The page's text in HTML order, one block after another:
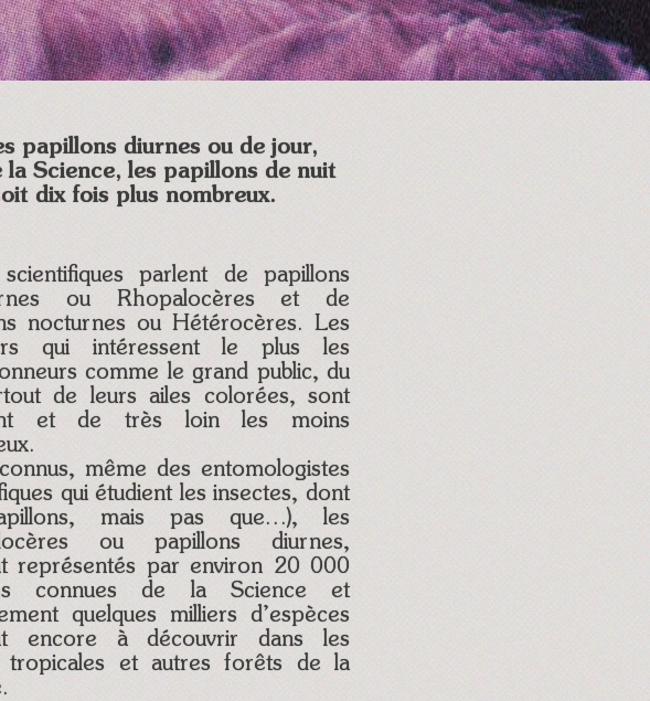
papillons diurnes ou de jour,
Science, les papillons de nuit
dix fois plus nombreux.
ou Rhopalocères et de
nocturnes ou Hétérocères. Les
qui intéressent le plus les
comme le grand public, du
de leurs ailes colorées, sont
et de très loin les moins
même des entomologistes
qui étudient les insectes, dont
mais pas que…), les
ou papillons diurnes,
représentés par environ 20 000
connues de la Science et
quelques milliers d’espèces
encore à découvrir dans les
tropicales et autres forêts de la